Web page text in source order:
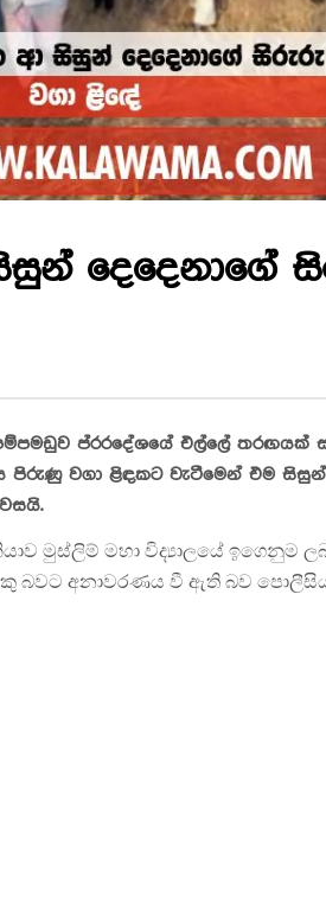
දෙදෙනාගේ
ප්රරදේශයේ එල්ලේ තරඟයක්
පිරුණු වගා ළිඳකට වැටීමෙන් එම සිසුන්
මුස්ලිම් මහා විද්‍යාලයේ ඉගෙනුම
බවට අනාවරණය වී ඇති බව